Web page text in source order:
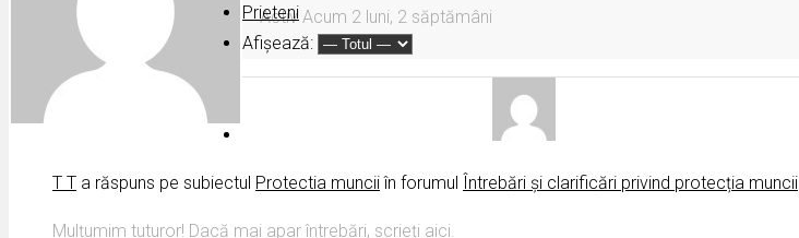
Activ Acum 2 luni, 2 săptămâni
Prieteni
Afișează:
T T a răspuns pe subiectul Protectia munciiîn forumul Întrebări și clarificări privind protecția muncii
Mulțumim tuturor! Dacă mai apar întrebări, scrieți aici.